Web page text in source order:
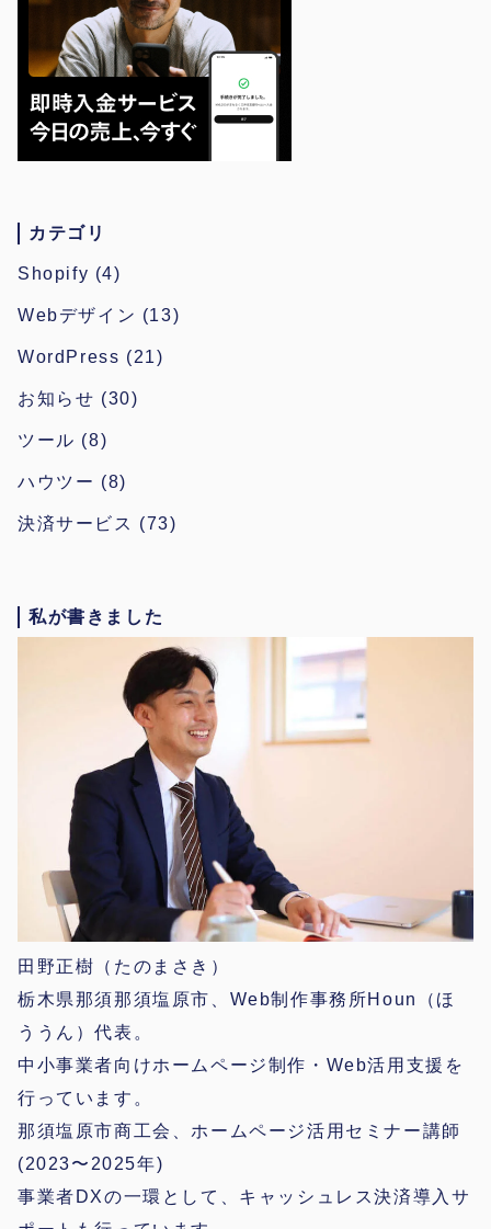
カテゴリ
Shopify (4)
Webデザイン (13)
WordPress (21)
お知らせ (30)
ツール (8)
ハウツー (8)
決済サービス (73)
私が書きました
田野正樹（たのまさき）
栃木県那須那須塩原市、Web制作事務所Houn（ほ
ううん）代表。
中小事業者向けホームページ制作・Web活用支援を
行っています。
那須塩原市商工会、ホームページ活用セミナー講師
(2023〜2025年)
事業者DXの一環として、キャッシュレス決済導入サ